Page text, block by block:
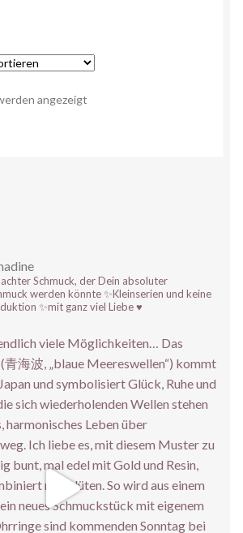
angezeigt
Schmuck, der Dein absoluter
werden könnte✨Kleinserien und keine
✨mit ganz viel Liebe ♥️